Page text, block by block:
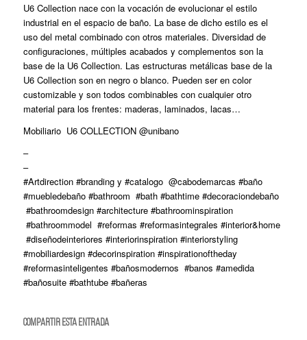
U6 Collection nace con la vocación de evolucionar el estilo
industrial en el espacio de baño. La base de dicho estilo es el
uso del metal combinado con otros materiales. Diversidad de
configuraciones, múltiples acabados y complementos son la
base de la U6 Collection. Las estructuras metálicas base de la
U6 Collection son en negro o blanco. Pueden ser en color
customizable y son todos combinables con cualquier otro
material para los frentes: maderas, laminados, lacas…
Mobiliario U6 COLLECTION @unibano
–
–
#Artdirection #branding y #catalogo @cabodemarcas #baño
#muebledebaño #bathroom #bath #bathtime #decoraciondebaño
#bathroomdesign #architecture #bathroominspiration
#bathroommodel #reformas #reformasintegrales #interior&home
#diseñodeinteriores #interiorinspiration #interiorstyling
#mobiliardesign #decorinspiration #inspirationoftheday
#reformasinteligentes #bañosmodernos #banos #amedida
#bañosuite #bathtube #bañeras
Compartir esta entrada